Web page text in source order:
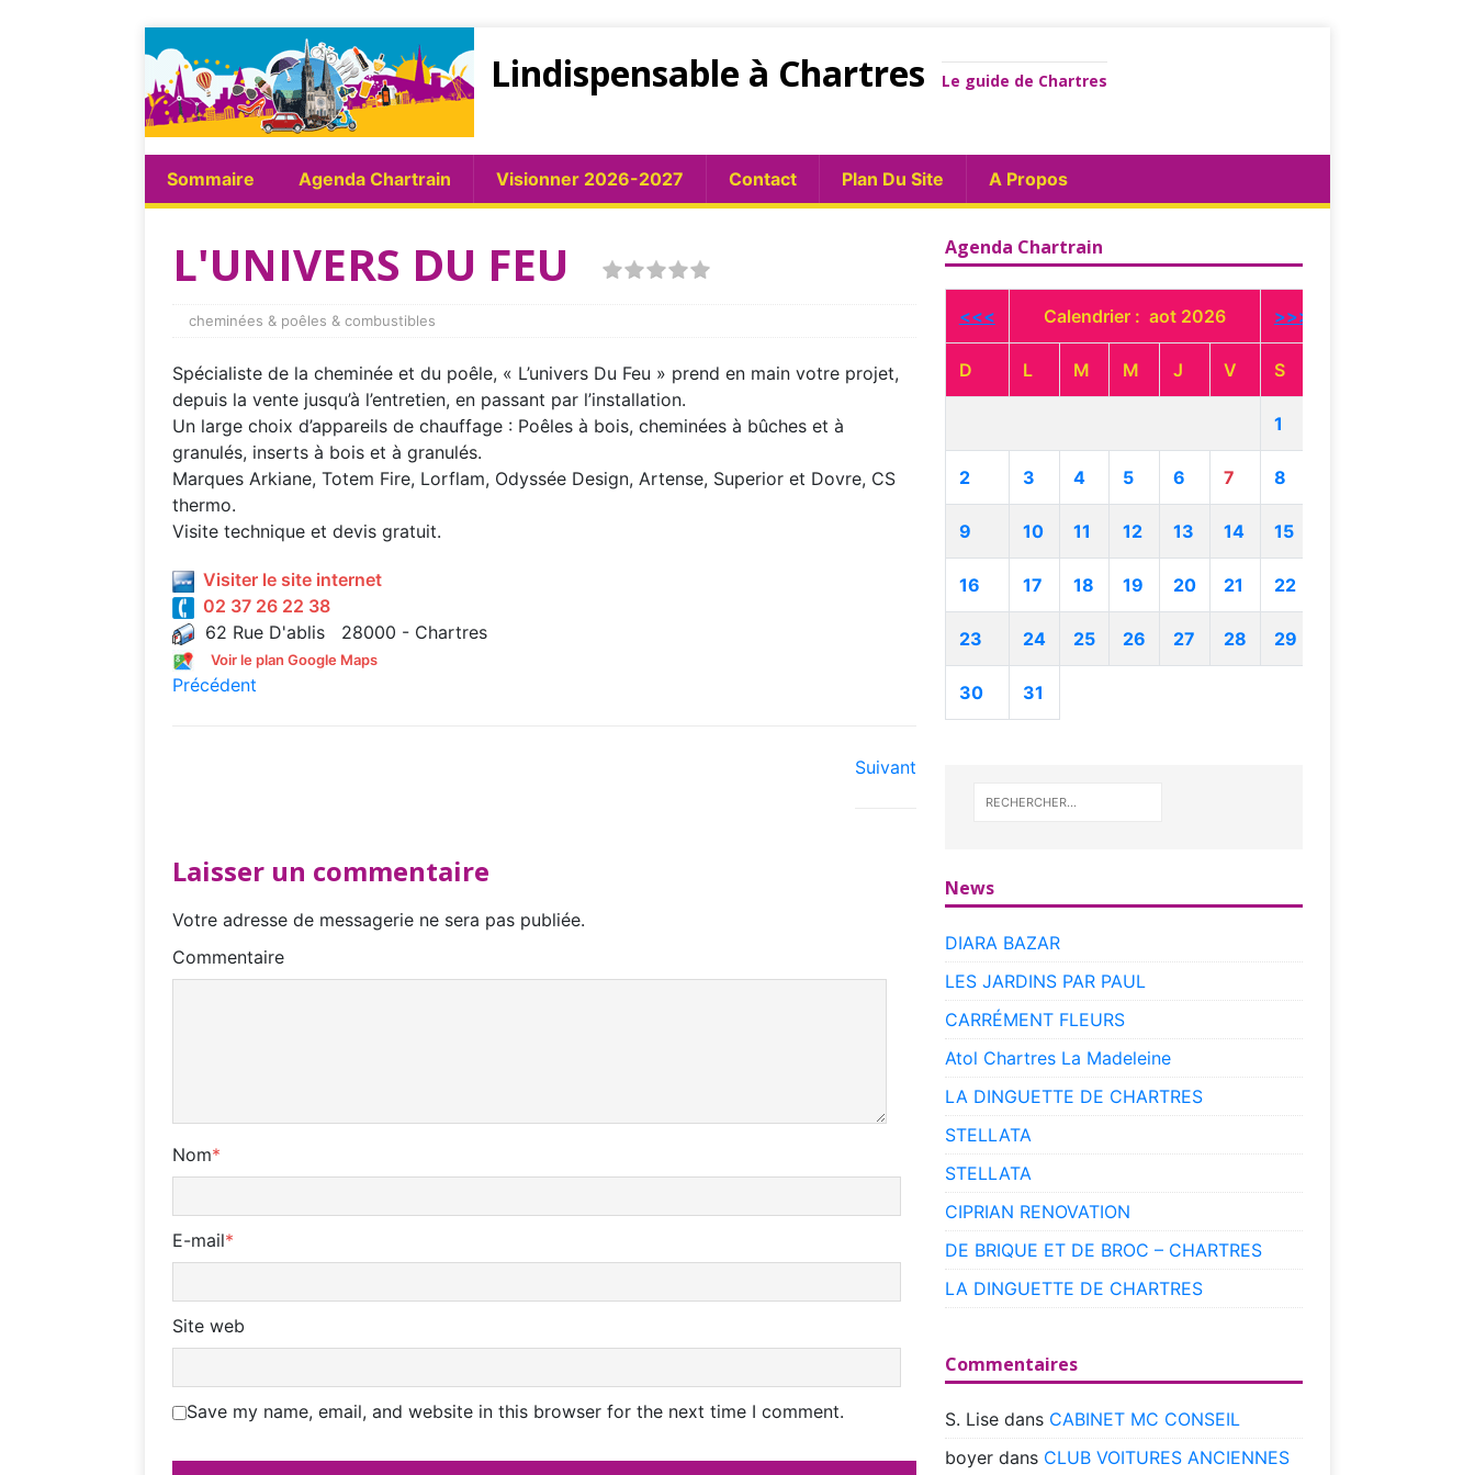
Lindispensable à Chartres Le guide de Chartres
Sommaire Agenda Chartrain Visionner 2026-2027 Contact Plan Du Site A Propos
L'UNIVERS DU FEU
cheminées & poêles & combustibles
Spécialiste de la cheminée et du poêle, « L’univers Du Feu » prend en main votre projet,
depuis la vente jusqu’à l’entretien, en passant par l’installation.
Un large choix d’appareils de chauffage : Poêles à bois, cheminées à bûches et à
granulés, inserts à bois et à granulés.
Marques Arkiane, Totem Fire, Lorflam, Odyssée Design, Artense, Superior et Dovre, CS
thermo.
Visite technique et devis gratuit.
Visiter le site internet
02 37 26 22 38
62 Rue D'ablis 28000 - Chartres
Voir le plan Google Maps
Précédent
Suivant
Laisser un commentaire
Votre adresse de messagerie ne sera pas publiée.
Commentaire
Nom*
E-mail*
Site web
Save my name, email, and website in this browser for the next time I comment.
Agenda Chartrain
<<< Calendrier : aot 2026 >>>
D L M M J V S
1
2 3 4 5 6 7 8
9 10 11 12 13 14 15
16 17 18 19 20 21 22
23 24 25 26 27 28 29
30 31
News
DIARA BAZAR
LES JARDINS PAR PAUL
CARRÉMENT FLEURS
Atol Chartres La Madeleine
LA DINGUETTE DE CHARTRES
STELLATA
STELLATA
CIPRIAN RENOVATION
DE BRIQUE ET DE BROC – CHARTRES
LA DINGUETTE DE CHARTRES
Commentaires
S. Lisedans CABINET MC CONSEIL
boyerdans CLUB VOITURES ANCIENNES